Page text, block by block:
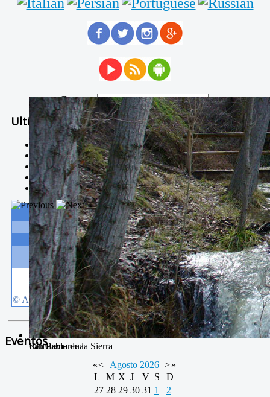
Buscar...
San Pablo
Camarena de la Sierra
Río Camarena
Ultimas Noticias
Solidaria carrera - 7 TÉRMINOS XTREM
Temporal de Febrero
Nevada Enero 2018
La estación de esquí de Javalambre abrirán este sábado
Larga vida a las escuelas
Eventos
«< Agosto 2026 >»
L
M X J V S
D
27 28 29 30 31 1
2